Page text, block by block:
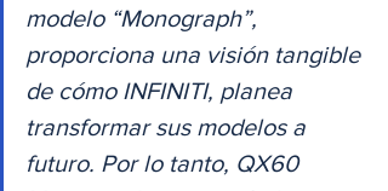
modelo “Monograph”,
proporciona una visión tangible
de cómo INFINITI, planea
transformar sus modelos a
futuro. Por lo tanto, QX60